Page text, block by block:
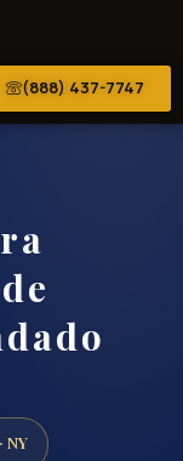
(888) 437-7747
NY